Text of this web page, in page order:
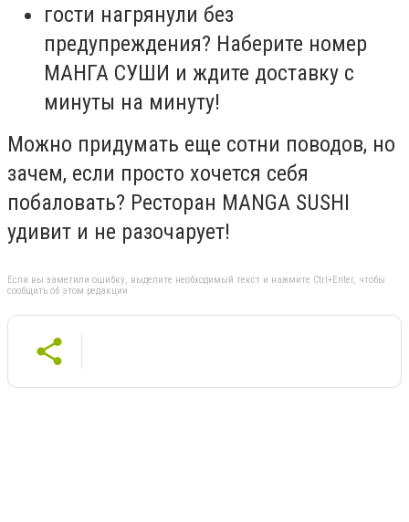
гости нагрянули без
предупреждения? Наберите номер
МАНГА СУШИ и ждите доставку с
минуты на минуту!
Можно придумать еще сотни поводов, но
зачем, если просто хочется себя
побаловать? Ресторан MANGA SUSHI
удивит и не разочарует!
Если вы заметили ошибку, выделите необходимый текст и нажмите Ctrl+Enter, чтобы
сообщить об этом редакции